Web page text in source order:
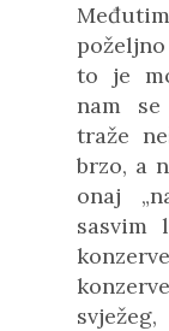
poželjno
to je
nam
traže
brzo, a
onaj
sasvim